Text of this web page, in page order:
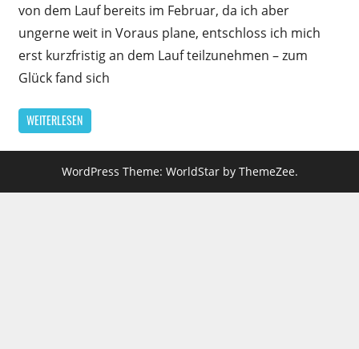
von dem Lauf bereits im Februar, da ich aber
ungerne weit in Voraus plane, entschloss ich mich
erst kurzfristig an dem Lauf teilzunehmen – zum
Glück fand sich
WEITERLESEN
WordPress Theme: WorldStar by ThemeZee.